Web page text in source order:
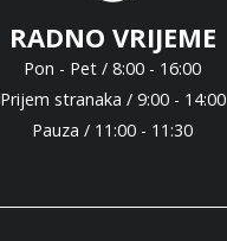
RADNO VRIJEME
Pon - Pet / 8:00 - 16:00
Prijem stranaka / 9:00 - 14:00
Pauza / 11:00 - 11:30